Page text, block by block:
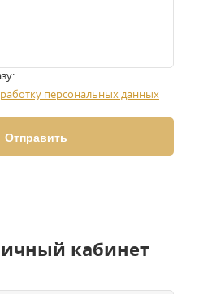
персональных данных
кабинет